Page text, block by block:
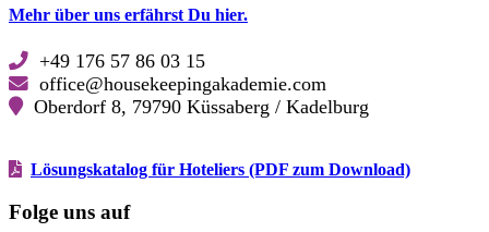
Mehr über uns erfährst Du hier.
+49 176 57 86 03 15
office@housekeepingakademie.com
Oberdorf 8, 79790 Küssaberg / Kadelburg
Lösungskatalog für Hoteliers (PDF zum Download)
Folge uns auf